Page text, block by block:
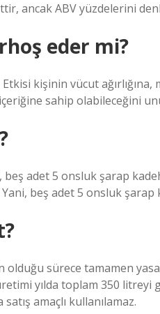
ancak ABV yüzdelerini
eder mi?
kişinin vücut ağırlığına,
sahip olabileceğini
beş adet 5 onsluk şarap
Yani, beş adet 5 onsluk
sürece tamamen
yılda toplam 350 litreyi
amaçlı kullanılamaz.